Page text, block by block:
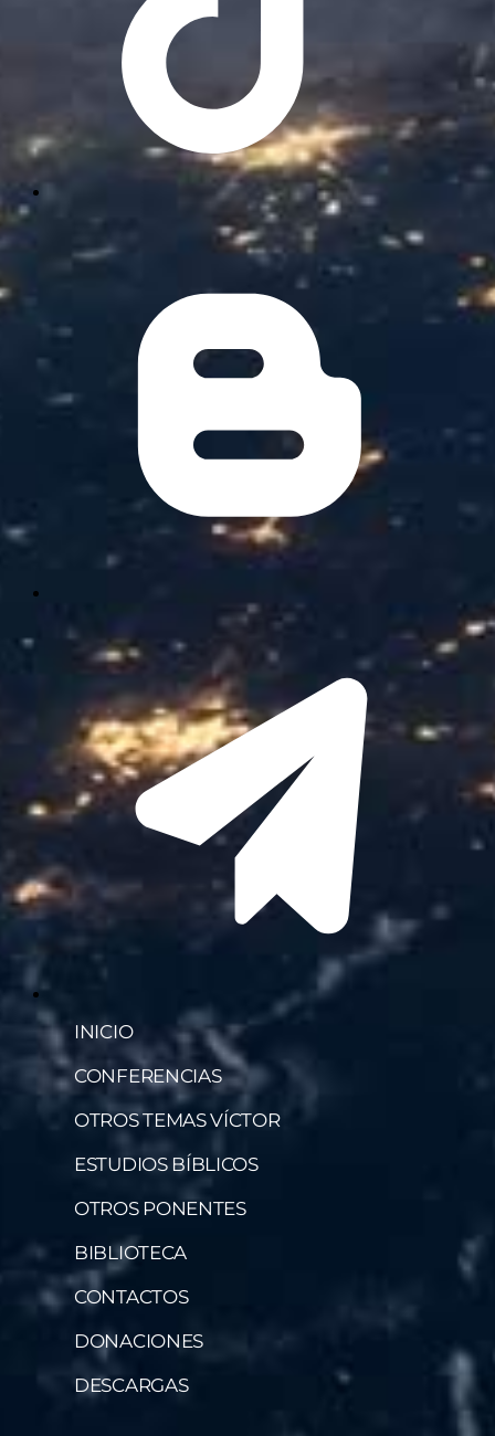
INICIO
CONFERENCIAS
OTROS TEMAS VÍCTOR
ESTUDIOS BÍBLICOS
OTROS PONENTES
BIBLIOTECA
CONTACTOS
DONACIONES
DESCARGAS